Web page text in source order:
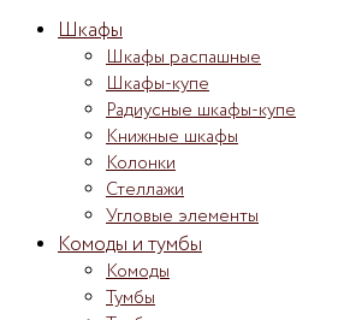
Шкафы
Шкафы распашные
Шкафы-купе
Радиусные шкафы-купе
Книжные шкафы
Колонки
Стеллажи
Угловые элементы
Комоды и тумбы
Комоды
Тумбы